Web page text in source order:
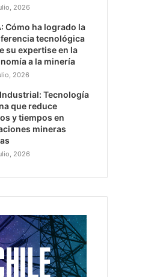
2026
Cómo ha logrado la
tecnológica
su expertise en la
a la minería
2026
Tecnología
que reduce
y tiempos en
mineras
2026